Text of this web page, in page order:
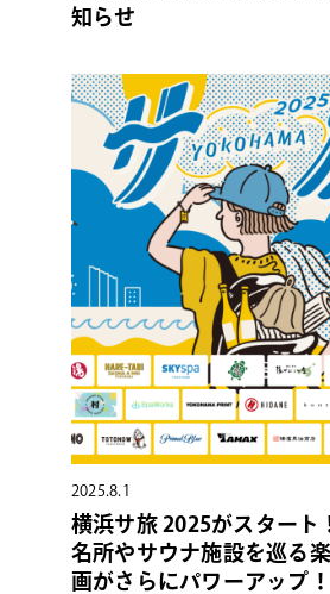
知らせ
2025.8.1
横浜サ旅 2025がスタート
名所やサウナ施設を巡る
画がさらにパワーアップ！